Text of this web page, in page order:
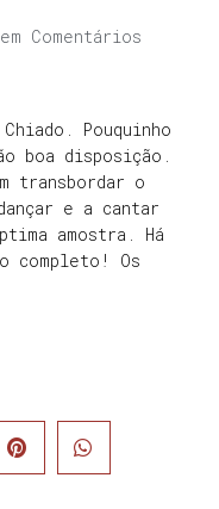
Comentários
Pouquinho
boa disposição.
transbordar o
e a cantar
amostra. Há
completo! Os